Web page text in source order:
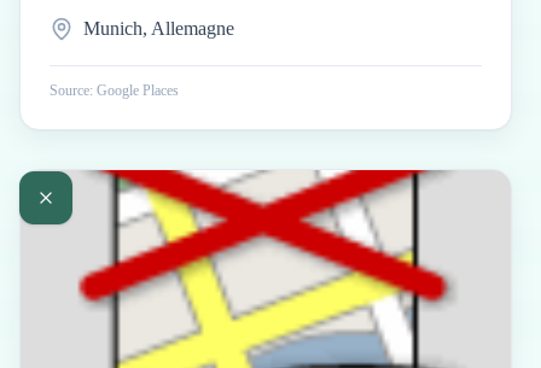
Munich, Allemagne
Source: Google Places